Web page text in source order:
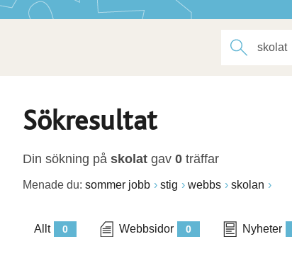
Sökresultat
Din sökning på skolat gav 0 träffar
Menade du: sommer jobb stig webbs skolan
0
Allt 0
Webbsidor Nyheter